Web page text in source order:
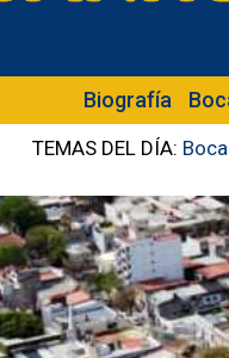
Biografía
TEMAS DEL DÍA: